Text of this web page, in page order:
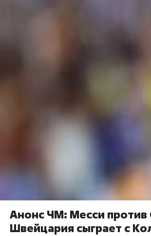
Анонс ЧМ: Месси против
Швейцария сыграет с